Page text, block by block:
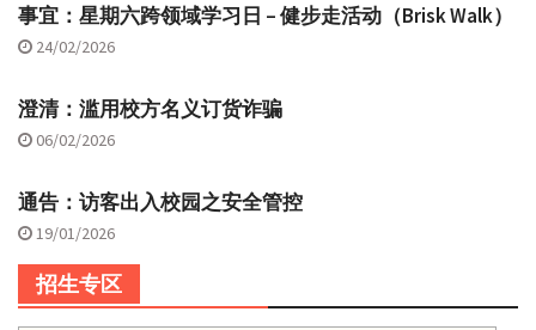
事宜：星期六跨领域学习日 – 健步走活动（Brisk Walk）
24/02/2026
澄清：滥用校方名义订货诈骗
06/02/2026
通告：访客出入校园之安全管控
19/01/2026
招生专区